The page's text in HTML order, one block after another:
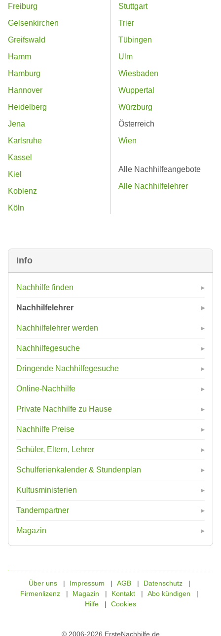
Info
Nachhilfe finden
Nachhilfelehrer
Nachhilfelehrer werden
Nachhilfegesuche
Dringende Nachhilfegesuche
Online-Nachhilfe
Private Nachhilfe zu Hause
Nachhilfe Preise
Schüler, Eltern, Lehrer
Schulferienkalender & Stundenplan
Kultusministerien
Tandempartner
Magazin
Freiburg
Gelsenkirchen
Greifswald
Hamm
Hamburg
Hannover
Heidelberg
Jena
Karlsruhe
Kassel
Kiel
Koblenz
Köln
Stuttgart
Trier
Tübingen
Ulm
Wiesbaden
Wuppertal
Würzburg
Österreich
Wien
Alle Nachhilfeangebote
Alle Nachhilfelehrer
© 2006-2026 ErsteNachhilfe.de
Über uns Impressum AGB
Datenschutz
Firmenlizenz
Magazin Kontakt
Abo kündigen
Hilfe
Cookies